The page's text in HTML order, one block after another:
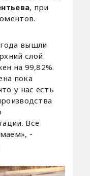
, при
вышли
слой
на 99,82%.
пока
у нас есть
Всё
-